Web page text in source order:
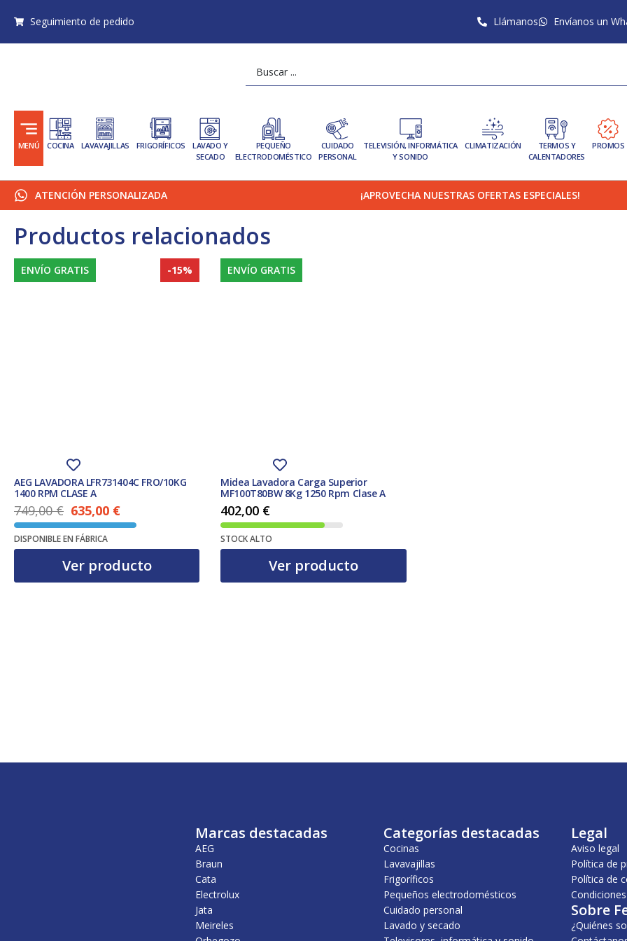
Seguimiento de pedido Llámanos Envíanos un
MENÚ COCINA LAVAVAJILLAS FRIGORÍFICOS
LAVADO Y
SECADO
PEQUEÑO
ELECTRODOMÉSTICO
CUIDADO
PERSONAL
TELEVISIÓN, INFORMÁTICA
Y SONIDO
CLIMATIZACIÓN
TERMOS Y
CALENTADORES
PROMOS
ATENCIÓN PERSONALIZADA ¡APROVECHA NUESTRAS OFERTAS ESPECIALES!
Productos relacionados
ENVÍO GRATIS -15%
AEG LAVADORA LFR731404C FRO/10KG
1400 RPM CLASE A
749,00€
El precio original era: 749,00 €.
635,00 €
El precio actual es: 635,00 €.
DISPONIBLE EN FÁBRICA
Ver producto
ENVÍO GRATIS
Midea Lavadora Carga Superior
MF100T80BW 8Kg 1250 Rpm Clase A
402,00 €
STOCK ALTO
Ver producto
Marcas destacadas
AEG
Braun
Cata
Electrolux
Jata
Meireles
Categorías destacadas
Cocinas
Lavavajillas
Frigoríficos
Pequeños electrodomésticos
Cuidado personal
Lavado y secado
Legal
Aviso legal
Política de
Política de
Sobre
¿Quiénes